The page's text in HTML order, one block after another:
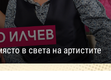
в света на артистите